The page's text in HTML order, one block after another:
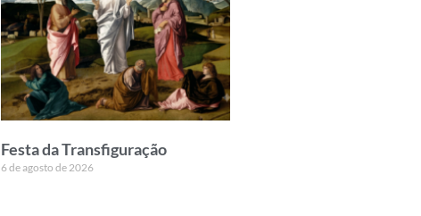
Festa da Transfiguração
6 de agosto de 2026